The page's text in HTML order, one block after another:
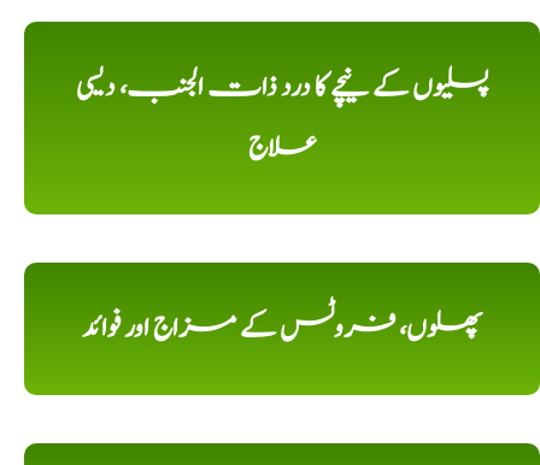
پسلیوں کے نیچے کا درد ذات الجنب، دیسی
علاج
پھلوں، فروٹس کے مزاج اور فوائد